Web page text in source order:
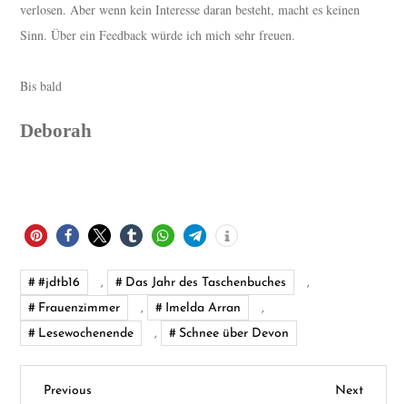
verlosen. Aber wenn kein Interesse daran besteht, macht es keinen
Sinn. Über ein Feedback würde ich mich sehr freuen.
Bis bald
Deborah
#jdtb16 , Das Jahr des Taschenbuches
,
Frauenzimmer
, Imelda Arran
,
Lesewochenende
, Schnee über Devon
Previous
Previous
Next
Next